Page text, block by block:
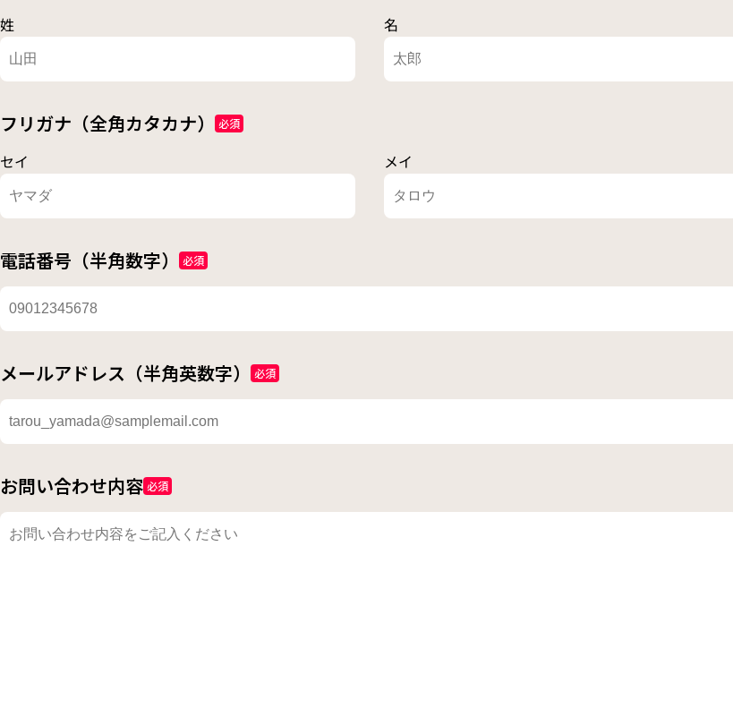
姓 名
フリガナ（全角カタカナ） 必須
セイ メイ
電話番号（半角数字） 必須
メールアドレス（半角英数字） 必須
お問い合わせ内容 必須